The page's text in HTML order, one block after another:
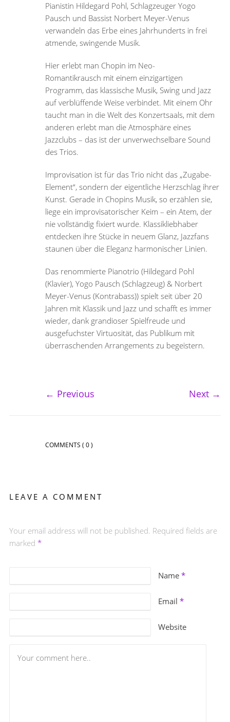
Pianistin Hildegard Pohl, Schlagzeuger Yogo
Pausch und Bassist Norbert Meyer-Venus
verwandeln das Erbe eines Jahrhunderts in frei
atmende, swingende Musik.
Hier erlebt man Chopin im Neo-
Romantikrausch mit einem einzigartigen
Programm, das klassische Musik, Swing und Jazz
auf verblüffende Weise verbindet. Mit einem Ohr
taucht man in die Welt des Konzertsaals, mit dem
anderen erlebt man die Atmosphäre eines
Jazzclubs – das ist der unverwechselbare Sound
des Trios.
Improvisation ist für das Trio nicht das „Zugabe-
Element“, sondern der eigentliche Herzschlag ihrer
Kunst. Gerade in Chopins Musik, so erzählen sie,
liege ein improvisatorischer Keim – ein Atem, der
nie vollständig fixiert wurde. Klassikliebhaber
entdecken ihre Stücke in neuem Glanz, Jazzfans
staunen über die Eleganz harmonischer Linien.
Das renommierte Pianotrio (Hildegard Pohl
(Klavier), Yogo Pausch (Schlagzeug) & Norbert
Meyer-Venus (Kontrabass)) spielt seit über 20
Jahren mit Klassik und Jazz und schafft es immer
wieder, dank grandioser Spielfreude und
ausgefuchster Virtuosität, das Publikum mit
überraschenden Arrangements zu begeistern.
← Previous Next →
COMMENTS ( 0 )
LEAVE A COMMENT
Your email address will not be published. Required fields are
marked *
Name *
Email *
Website